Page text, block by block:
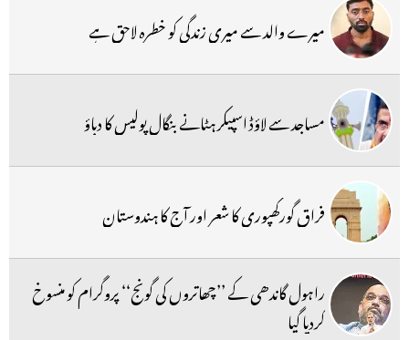
میرے والد سے میری زندگی کو خطرہ لاحق ہے
مساجد سے لاؤڈ اسپیکر ہٹانے بنگال پولیس کا دباؤ
فراق گورکھپوری کا شعر اور آج کا ہندوستان
راہول گاندھی کے ’’چھاتروں کی گونج‘‘ پروگرام کو منسوخ
کردیا گیا